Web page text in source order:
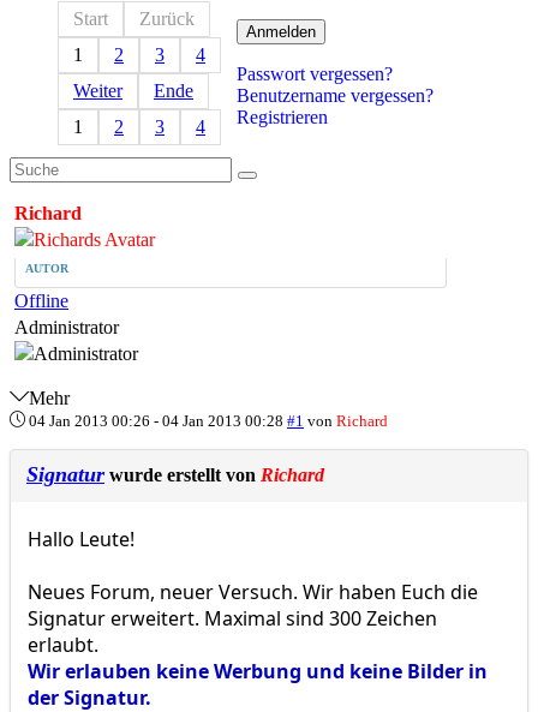
Anmelden
Passwort vergessen?
Benutzername vergessen?
Registrieren
Start
Zurück
1
2 3
4
Weiter
Ende
1
2 3 4
Richard
AUTOR
Offline
Administrator
Mehr
04 Jan 2013 00:26 - 04 Jan 2013 00:28 #1 von Richard
Signatur wurde erstellt von Richard
Hallo Leute!
Neues Forum, neuer Versuch. Wir haben Euch die
Signatur erweitert. Maximal sind 300 Zeichen
erlaubt.
Wir erlauben keine Werbung und keine Bilder in
der Signatur.